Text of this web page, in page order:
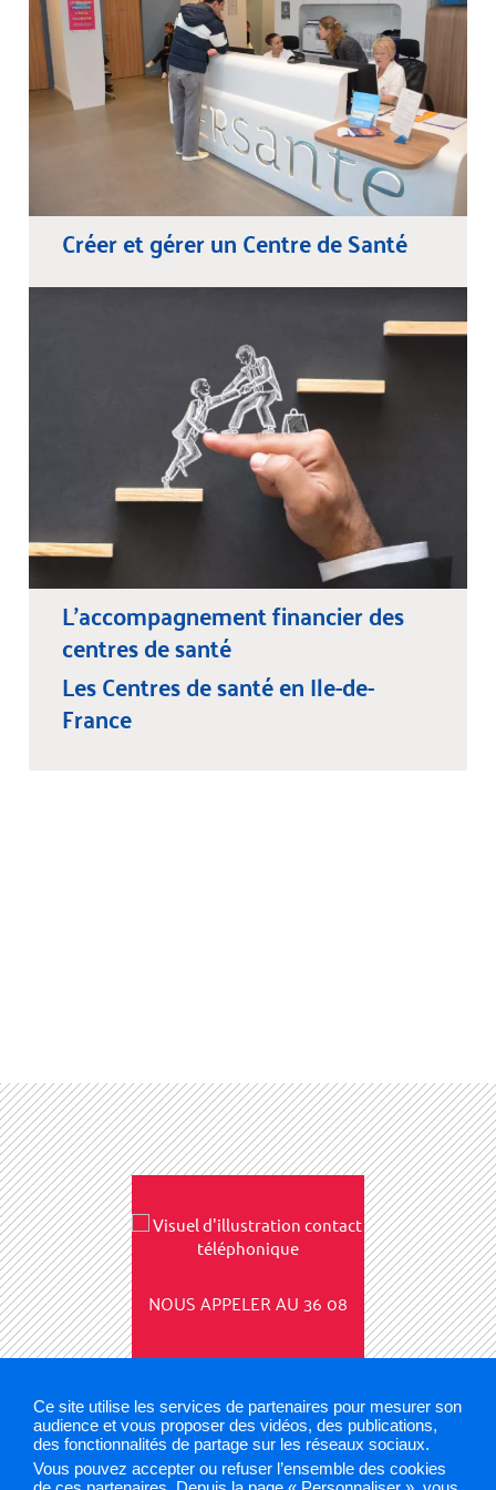
Ce site utilise les services de partenaires pour mesurer son
audience et vous proposer des vidéos, des publications,
des fonctionnalités de partage sur les réseaux sociaux.
Vous pouvez accepter ou refuser l’ensemble des cookies
Créer et gérer un Centre de Santé
L'accompagnement financier des
centres de santé
Les Centres de santé en Ile-de-
France
NOUS APPELER AU 36 08
Mentions légales Plan du site Cookies et traceurs